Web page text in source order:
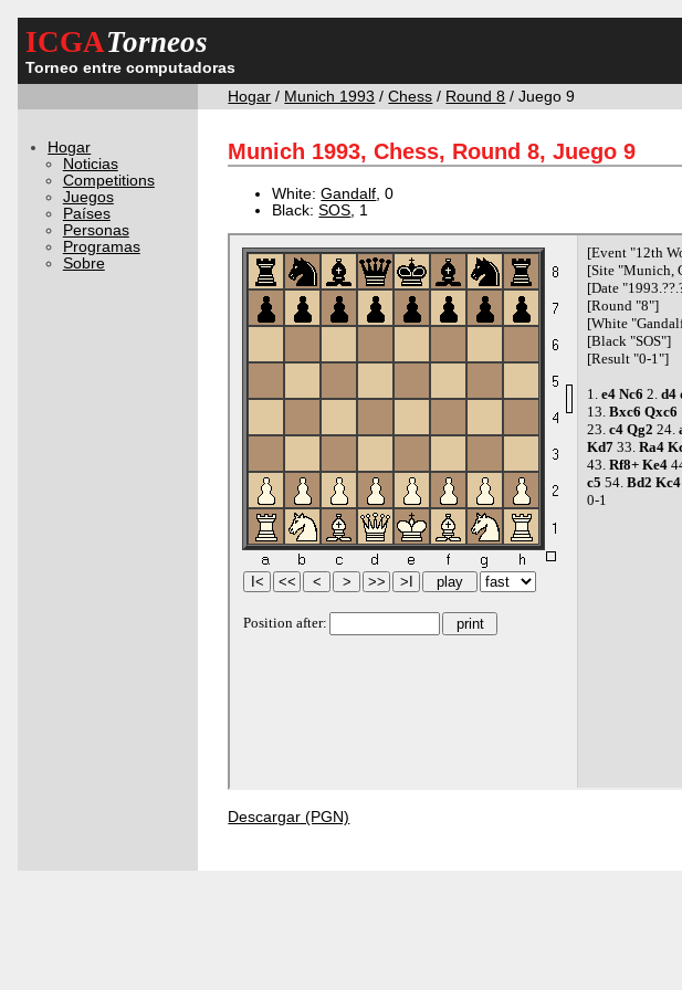
ICGATorneos
Torneo entre computadoras
Hogar / Munich 1993 /Chess / Round 8 / Juego 9
Hogar
Noticias
Competitions
Juegos
Países
Personas
Programas
Sobre
Munich 1993, Chess, Round 8, Juego 9
White:Gandalf , 0
Black:SOS , 1
Descargar (PGN)